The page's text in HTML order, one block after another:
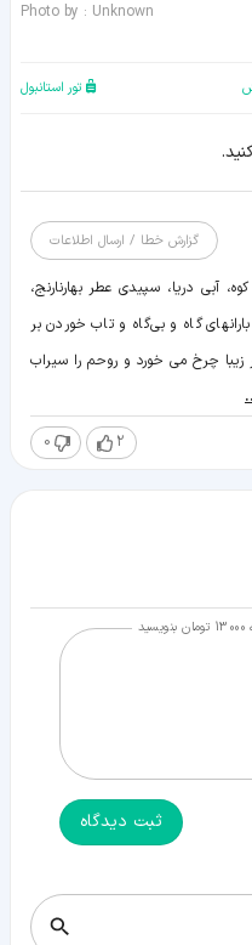
Photo by : Unknown
تور استانبول
گزارش خطا / ارسال اطلاعات
آبی دریا، سپیدی عطر بهارنارنج،
گاه و بی‌گاه و تاب خوردن بر
زیبا چرخ می خورد و روحم را سیراب
2
0
ثبت دیدگاه